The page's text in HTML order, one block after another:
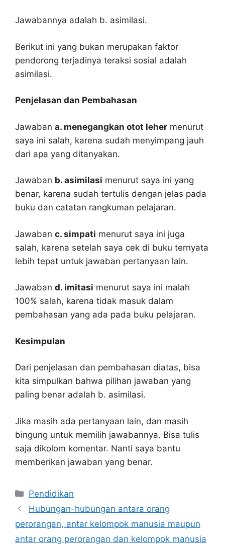
Jawabannya adalah b. asimilasi.
Berikut ini yang bukan merupakan faktor
pendorong terjadinya teraksi sosial adalah
asimilasi.
Penjelasan dan Pembahasan
Jawaban a. menegangkan otot leher menurut
saya ini salah, karena sudah menyimpang jauh
dari apa yang ditanyakan.
Jawaban b. asimilasi menurut saya ini yang
benar, karena sudah tertulis dengan jelas pada
buku dan catatan rangkuman pelajaran.
Jawaban c. simpati menurut saya ini juga
salah, karena setelah saya cek di buku ternyata
lebih tepat untuk jawaban pertanyaan lain.
Jawaban d. imitasi menurut saya ini malah
100% salah, karena tidak masuk dalam
pembahasan yang ada pada buku pelajaran.
Kesimpulan
Dari penjelasan dan pembahasan diatas, bisa
kita simpulkan bahwa pilihan jawaban yang
paling benar adalah b. asimilasi.
Jika masih ada pertanyaan lain, dan masih
bingung untuk memilih jawabannya. Bisa tulis
saja dikolom komentar. Nanti saya bantu
memberikan jawaban yang benar.
Kategori
Pendidikan
Hubungan-hubungan antara orang
perorangan, antar kelompok manusia maupun
antar orang perorangan dan kelompok manusia